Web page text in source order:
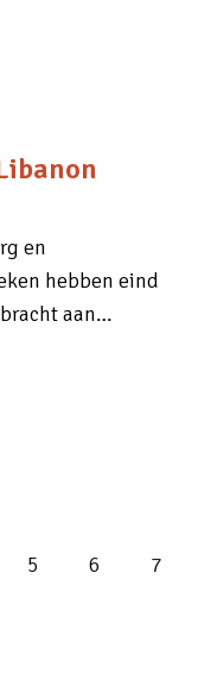
en
hebben eind
aan…
5 6 7